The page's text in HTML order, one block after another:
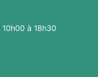
à 18h30